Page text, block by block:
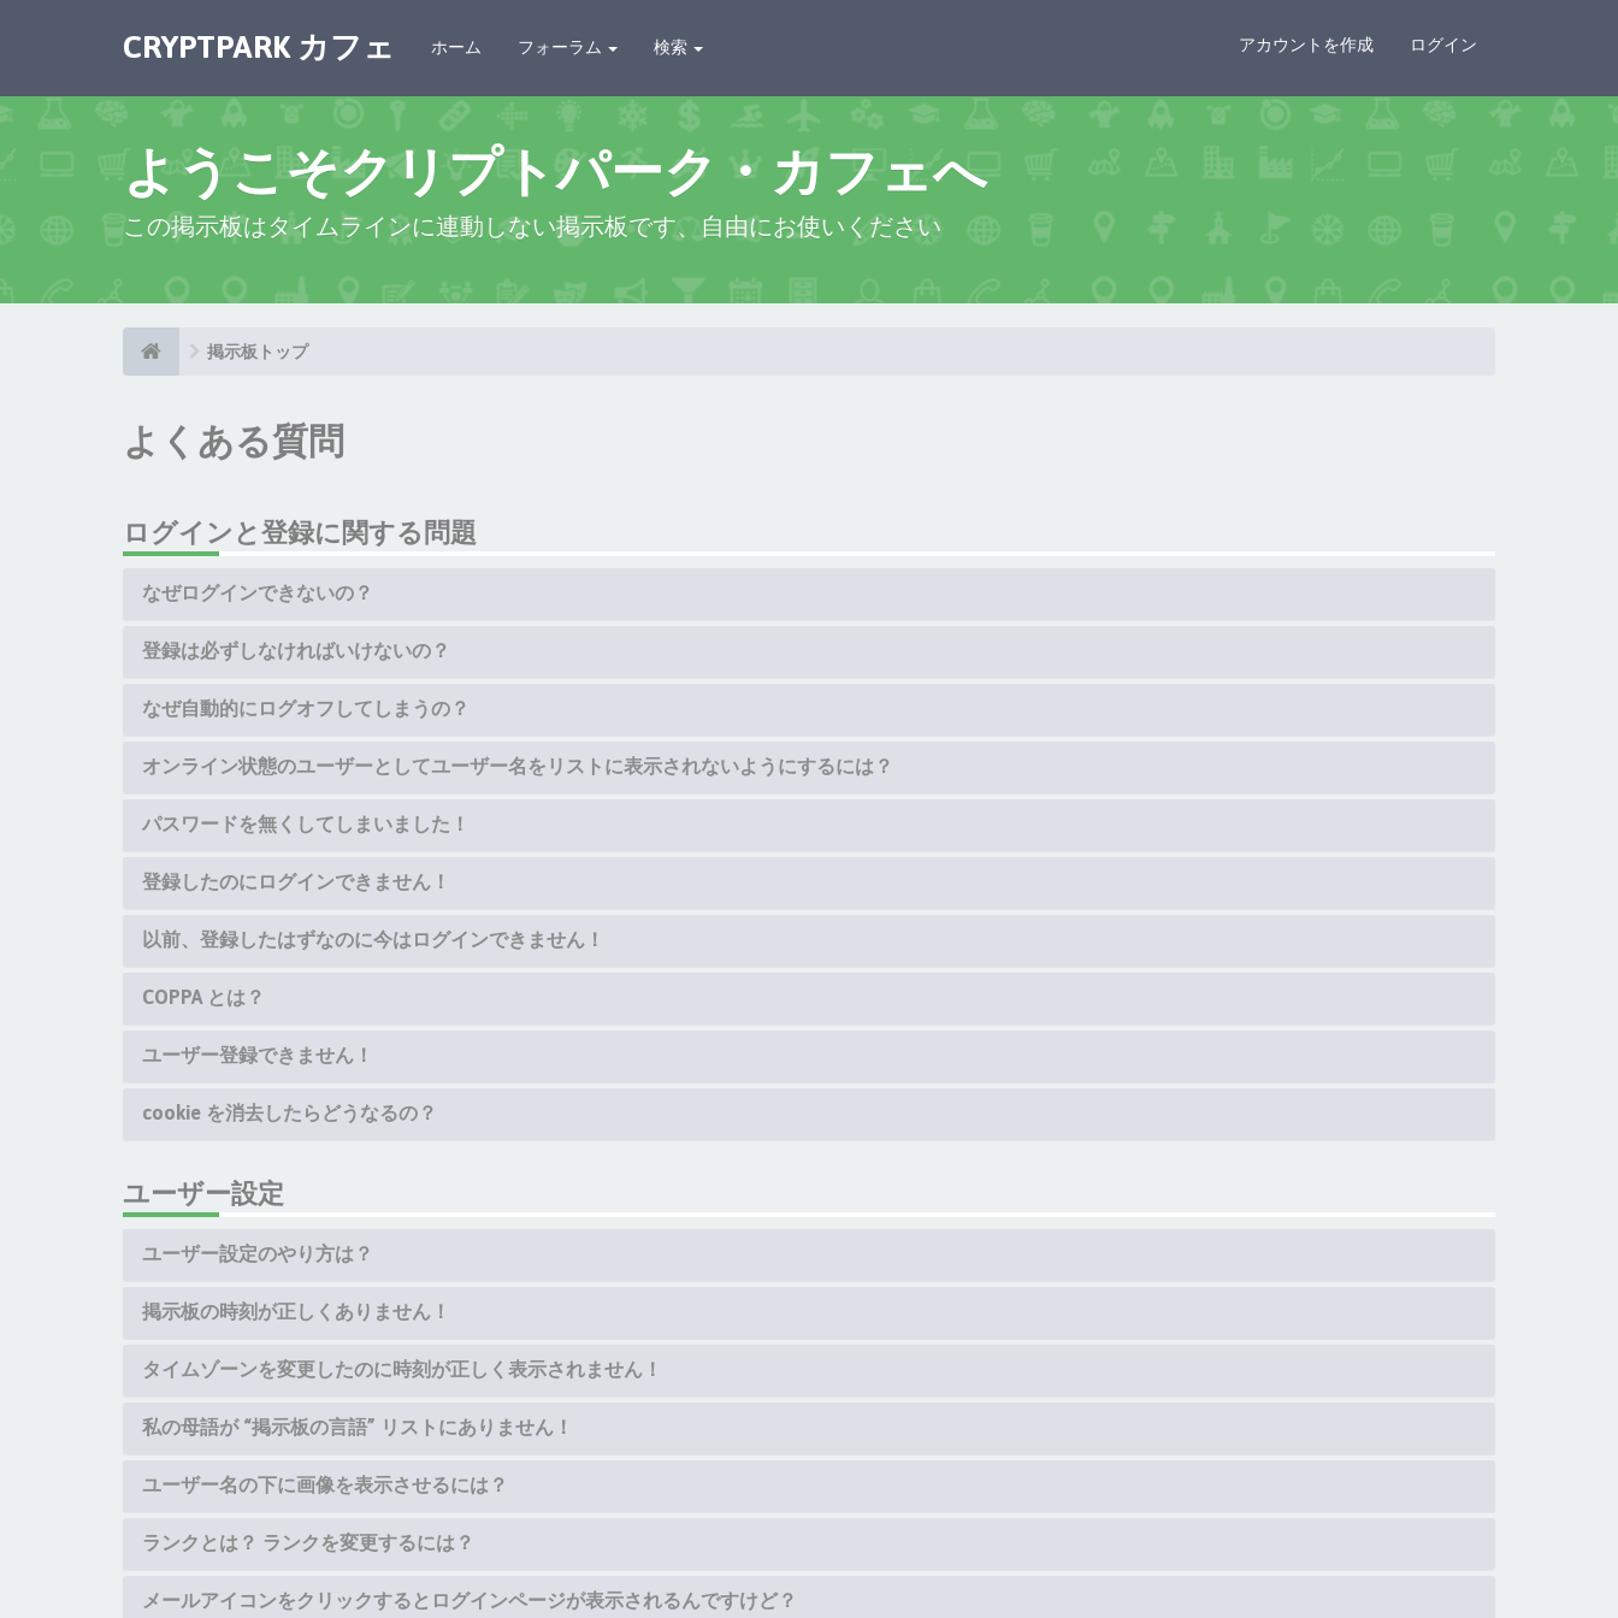
CRYPTPARK カフェ ホーム フォーラム 検索 アカウントを作成 ログイン
ようこそクリプトパーク・カフェへ
この掲示板はタイムラインに連動しない掲示板です、自由にお使いください
掲示板トップ
よくある質問
ログインと登録に関する問題
なぜログインできないの？
登録は必ずしなければいけないの？
なぜ自動的にログオフしてしまうの？
オンライン状態のユーザーとしてユーザー名をリストに表示されないようにするには？
パスワードを無くしてしまいました！
登録したのにログインできません！
以前、登録したはずなのに今はログインできません！
COPPA とは？
ユーザー登録できません！
cookie を消去したらどうなるの？
ユーザー設定
ユーザー設定のやり方は？
掲示板の時刻が正しくありません！
タイムゾーンを変更したのに時刻が正しく表示されません！
私の母語が “掲示板の言語” リストにありません！
ユーザー名の下に画像を表示させるには？
ランクとは？ ランクを変更するには？
メールアイコンをクリックするとログインページが表示されるんですけど？